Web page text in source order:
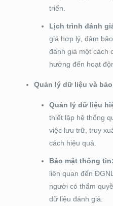
triển.
Lịch trình đánh
giá hợp lý, đảm
đánh giá một cách
hưởng đến hoạt
Quản lý dữ liệu và
Quản lý dữ liệu
thiết lập hệ thống
việc lưu trữ, truy
cách hiệu quả.
Bảo mật thông tin:
liên quan đến
người có thẩm
dữ liệu đánh giá.